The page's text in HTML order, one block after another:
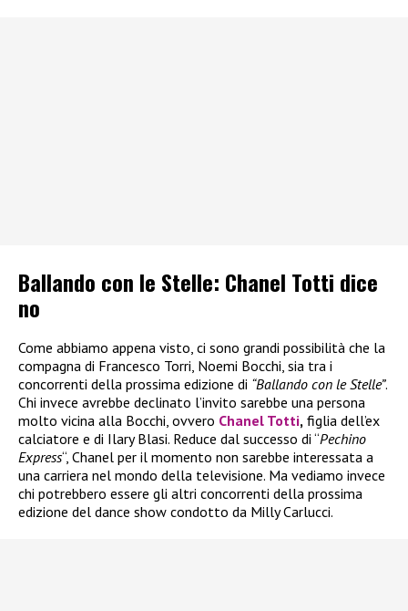
Ballando con le Stelle: Chanel Totti dice
no
Come abbiamo appena visto, ci sono grandi possibilità che la
compagna di Francesco Torri, Noemi Bocchi, sia tra i
concorrenti della prossima edizione di “Ballando con le Stelle”.
Chi invece avrebbe declinato l’invito sarebbe una persona
molto vicina alla Bocchi, ovvero Chanel Totti, figlia dell’ex
calciatore e di Ilary Blasi. Reduce dal successo di “Pechino
Express“, Chanel per il momento non sarebbe interessata a
una carriera nel mondo della televisione. Ma vediamo invece
chi potrebbero essere gli altri concorrenti della prossima
edizione del dance show condotto da Milly Carlucci.